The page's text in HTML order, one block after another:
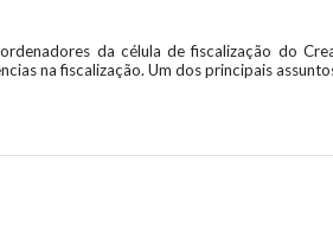
da célula de fiscalização do
na fiscalização. Um dos principais